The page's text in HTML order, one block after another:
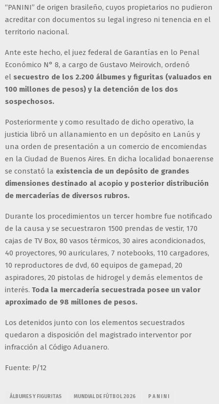
“PANINI” de origen brasileño, cuyos propietarios no pudieron
acreditar con documentos su legal ingreso ni tenencia en el
territorio nacional.
Ante este hecho, el juez federal de Garantías en lo Penal
Económico N° 8, a cargo de Gustavo Meirovich, ordenó
el secuestro de los 2.200 álbumes y figuritas (valuados en
100 millones de pesos) y la detención de los dos
sospechosos.
Posteriormente y como resultado de dicho operativo, la
justicia libró un allanamiento en un depósito en Lanús y
una orden de presentación a un comercio de encomiendas
en la Ciudad de Buenos Aires. En dicha localidad bonaerense
se constató la existencia de un depósito de grandes
dimensiones destinado al acopio y posterior distribución
de mercaderías de diversos rubros.
Durante los procedimientos un tercer hombre fue notificado
de la causa y se secuestraron 1500 prendas de vestir, 170
cajas de TV Box, 80 vasos térmicos, 30 aires acondicionados,
40 proyectores, 90 auriculares, 7 notebooks, 110 cargadores,
10 reproductores de dvd, 60 equipos de gamepad, 20
aspiradores, 20 pistolas de hidrogel y demás elementos de
interés. Toda la mercadería secuestrada posee un valor
aproximado de 98 millones de pesos.
Los detenidos junto con los elementos secuestrados
quedaron a disposición del magistrado interventor por
infracción al Código Aduanero.
Fuente: P/12
ÁLBUMES Y FIGURITAS MUNDIAL DE FÚTBOL 2026 P A N I N I